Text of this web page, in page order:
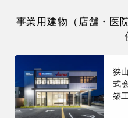
事業用建物（店舗・医
狭
式
築